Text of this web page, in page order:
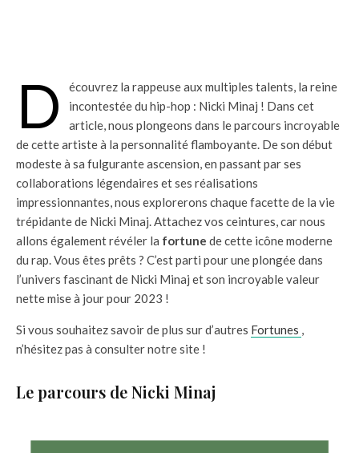
D
écouvrez la rappeuse aux multiples talents, la reine
incontestée du hip-hop : Nicki Minaj ! Dans cet
article, nous plongeons dans le parcours incroyable
de cette artiste à la personnalité flamboyante. De son début
modeste à sa fulgurante ascension, en passant par ses
collaborations légendaires et ses réalisations
impressionnantes, nous explorerons chaque facette de la vie
trépidante de Nicki Minaj. Attachez vos ceintures, car nous
allons également révéler la fortune de cette icône moderne
du rap. Vous êtes prêts ? C’est parti pour une plongée dans
l’univers fascinant de Nicki Minaj et son incroyable valeur
nette mise à jour pour 2023 !
Si vous souhaitez savoir de plus sur d’autres Fortunes ,
n’hésitez pas à consulter notre site !
Le parcours de Nicki Minaj